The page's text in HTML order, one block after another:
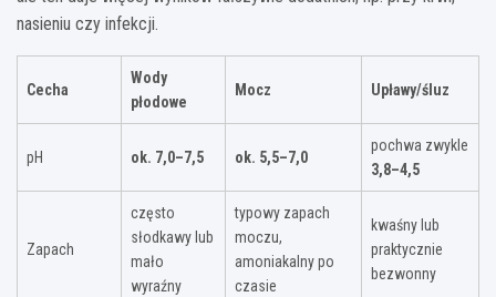
nasieniu czy infekcji.
Cecha
Wody
płodowe
Mocz Upławy/śluz
pH ok. 7,0–7,5 ok. 5,5–7,0
pochwa zwykle
3,8–4,5
Zapach
często
słodkawy lub
mało
wyraźny
typowy zapach
moczu,
amoniakalny po
czasie
kwaśny lub
praktycznie
bezwonny